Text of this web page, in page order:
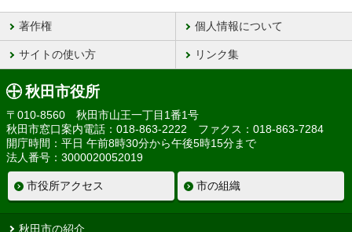
著作権 個人情報について
サイトの使い方 リンク集
秋田市役所
〒010-8560 秋田市山王一丁目1番1号
秋田市窓口案内電話：018-863-2222 ファクス：018-863-7284
開庁時間：平日 午前8時30分から午後5時15分まで
法人番号：3000020052019
市役所アクセス 市の組織
秋田市の紹介